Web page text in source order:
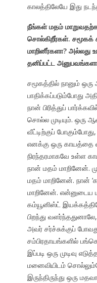
காலத்திலேயே இது
நீங்கள் மதம்
சொல்கிறீர்கள்.
மாறினீர்களா? அல்லது
தனிப்பட்ட
சமூகத்தில் நானும்
பாதிக்கப்படும்போது
நான் பிரித்துப்
சொல்ல முடியும். ஒரு
வீட்டிற்குப்
எனக்கு ஒரு காயத்தை
நிரந்தரமாகவே உள்ள
நான் மதம் மாறினேன்.
மதம் மாறினேன். நான்
மாறினேன். என்னுடைய
கம்யூனிஸ்ட்
பிறந்து
அவர் சர்ச்சுக்குப்
சம்பிரதாயங்களில்
இப்படி ஒரு முடிவு
மனைவியிடம்
இருந்திருந்து ஒரு